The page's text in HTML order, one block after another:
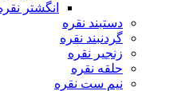
انگشتر
دستبند نقره
گردنبند نقره
زنجیر نقره
حلقه نقره
نیم ست نقره